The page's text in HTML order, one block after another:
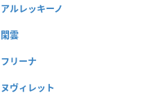
アルレッキーノ
閑雲
フリーナ
ヌヴィレット